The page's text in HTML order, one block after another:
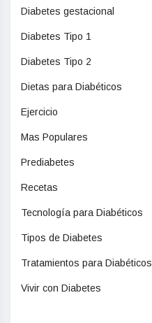
Diabetes gestacional
Diabetes Tipo 1
Diabetes Tipo 2
Dietas para Diabéticos
Ejercicio
Mas Populares
Prediabetes
Recetas
Tecnología para Diabéticos
Tipos de Diabetes
Tratamientos para Diabéticos
Vivir con Diabetes